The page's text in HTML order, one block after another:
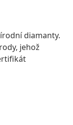
diamanty.
jehož